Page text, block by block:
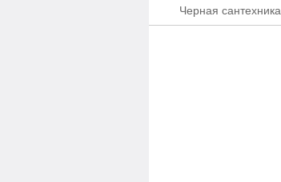
Черная сантехника